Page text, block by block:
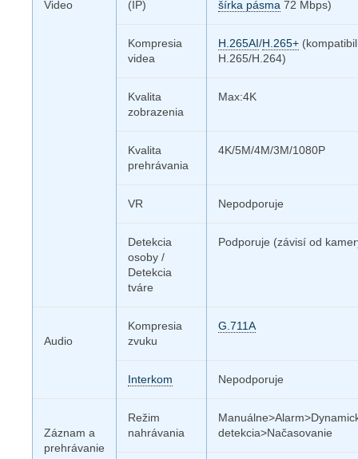
Video (IP) šírka pásma 72 Mbps)
Kompresia
videa
H.265AI/H.265+
H.265/H.264)
Kvalita
zobrazenia
Max:4K
Kvalita
prehrávania
4K/5M/4M/3M/1080P
VR Nepodporuje
Detekcia
osoby /
Detekcia
tváre
Podporuje (závisí od
Audio
Kompresia
zvuku
G.711A
Interkom Nepodporuje
Záznam a
prehrávanie
Režim
nahrávania
detekcia>Načasovanie